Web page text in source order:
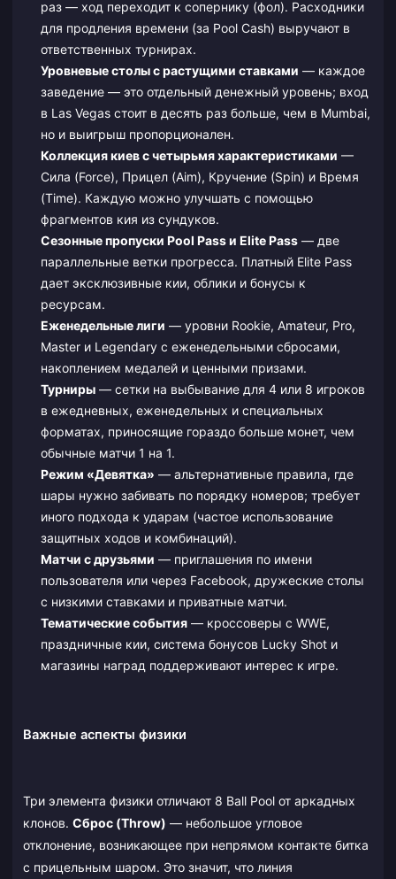
раз — ход переходит к сопернику (фол). Расходники
для продления времени (за Pool Cash) выручают в
ответственных турнирах.
Уровневые столы с растущими ставками — каждое
заведение — это отдельный денежный уровень; вход
в Las Vegas стоит в десять раз больше, чем в Mumbai,
но и выигрыш пропорционален.
Коллекция киев с четырьмя характеристиками —
Сила (Force), Прицел (Aim), Кручение (Spin) и Время
(Time). Каждую можно улучшать с помощью
фрагментов кия из сундуков.
Сезонные пропуски Pool Pass и Elite Pass— две
параллельные ветки прогресса. Платный Elite Pass
дает эксклюзивные кии, облики и бонусы к
ресурсам.
Еженедельные лиги — уровни Rookie, Amateur, Pro,
Master и Legendary с еженедельными сбросами,
накоплением медалей и ценными призами.
Турниры— сетки на выбывание для 4 или 8 игроков
в ежедневных, еженедельных и специальных
форматах, приносящие гораздо больше монет, чем
обычные матчи 1 на 1.
Режим «Девятка» — альтернативные правила, где
шары нужно забивать по порядку номеров; требует
иного подхода к ударам (частое использование
защитных ходов и комбинаций).
Матчи с друзьями — приглашения по имени
пользователя или через Facebook, дружеские столы
с низкими ставками и приватные матчи.
Тематические события— кроссоверы с WWE,
праздничные кии, система бонусов Lucky Shot и
магазины наград поддерживают интерес к игре.
Важные аспекты физики
Три элемента физики отличают 8 Ball Pool от аркадных
клонов. Сброс (Throw) — небольшое угловое
отклонение, возникающее при непрямом контакте битка
с прицельным шаром. Это значит, что линия